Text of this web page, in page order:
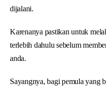
dijalani.
Karenanya pastikan untuk
terlebih dahulu sebelum
anda.
Sayangnya, bagi pemula yang